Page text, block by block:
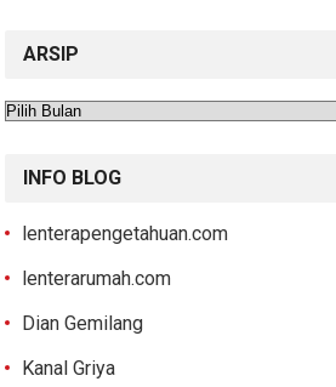
ARSIP
Arsip
INFO BLOG
lenterapengetahuan.com
lenterarumah.com
Dian Gemilang
Kanal Griya